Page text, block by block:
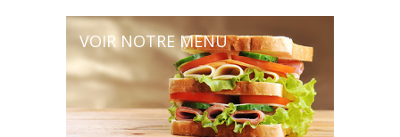
VOIR NOTRE MENU